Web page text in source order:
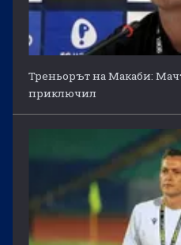
Треньорът на Макаби:
приключил